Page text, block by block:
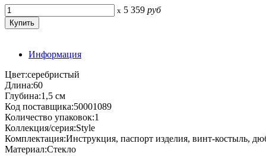
x 5 359 руб
Информация
Цвет:серебристый
Длина:60
Глубина:1,5 см
Код поставщика:50001089
Количество упаковок:1
Коллекция/серия:Style
Комплектация:Инструкция, паспорт изделия, винт-костыль,
Материал:Стекло